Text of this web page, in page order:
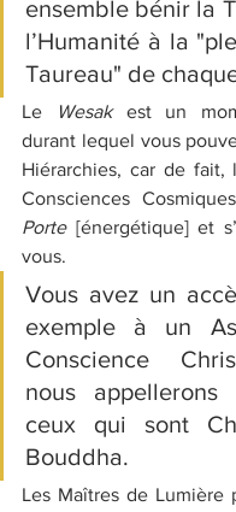
ensemble bénir la
l’Humanité à la
Taureau" de
Le Wesak est un
durant lequel vous
Hiérarchies, car de fait,
Porte [énergétique] et
vous.
Vous avez un
exemple à un
Conscience
nous
ceux qui sont
Bouddha.
Les Maîtres de Lumière